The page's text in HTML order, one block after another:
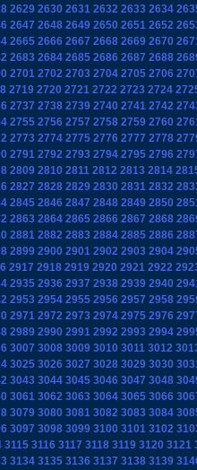
2629 2630 2631 2632 2633 2634
2647 2648 2649 2650 2651 2652
2665 2666 2667 2668 2669 2670
2683 2684 2685 2686 2687 2688
2701 2702 2703 2704 2705 2706
2719 2720 2721 2722 2723 2724
2737 2738 2739 2740 2741 2742
2755 2756 2757 2758 2759 2760
2773 2774 2775 2776 2777 2778
2791 2792 2793 2794 2795 2796
2809 2810 2811 2812 2813 2814
2827 2828 2829 2830 2831 2832
2845 2846 2847 2848 2849 2850
2863 2864 2865 2866 2867 2868
2881 2882 2883 2884 2885 2886
2899 2900 2901 2902 2903 2904
2917 2918 2919 2920 2921 2922
2935 2936 2937 2938 2939 2940
2953 2954 2955 2956 2957 2958
2971 2972 2973 2974 2975 2976
2989 2990 2991 2992 2993 2994
3007 3008 3009 3010 3011 3012
3025 3026 3027 3028 3029 3030
3043 3044 3045 3046 3047 3048
3061 3062 3063 3064 3065 3066
3079 3080 3081 3082 3083 3084
3097 3098 3099 3100 3101 3102
3115 3116 3117 3118 3119 3120 3121
3134 3135 3136 3137 3138 3139